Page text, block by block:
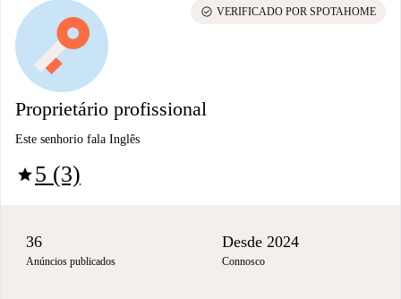
Proprietário profissional
Este senhorio fala Inglês
star5 (3)
check_circle VERIFICADO POR SPOTAHOME
36
Anúncios publicados
Desde 2024
Connosco